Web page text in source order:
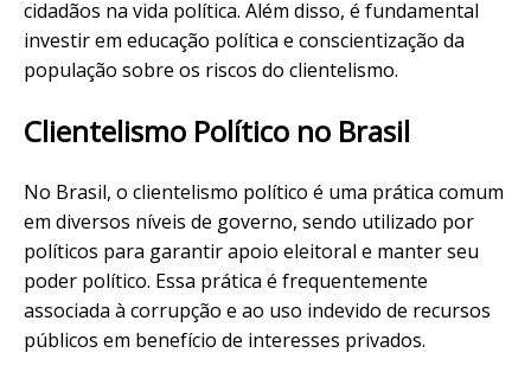
cidadãos na vida política. Além disso, é fundamental
investir em educação política e conscientização da
população sobre os riscos do clientelismo.
Clientelismo Político no Brasil
No Brasil, o clientelismo político é uma prática comum
em diversos níveis de governo, sendo utilizado por
políticos para garantir apoio eleitoral e manter seu
poder político. Essa prática é frequentemente
associada à corrupção e ao uso indevido de recursos
públicos em benefício de interesses privados.